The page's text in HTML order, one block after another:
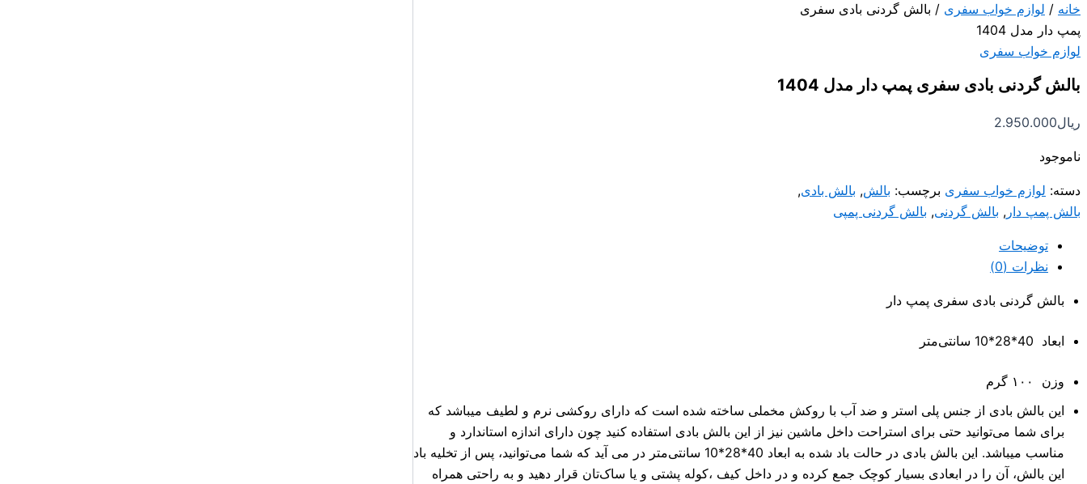
خانه / لوازم خواب سفری / بالش گردنی بادی سفری
پمپ دار مدل 1404
لوازم خواب سفری
بالش گردنی بادی سفری پمپ دار مدل 1404
ریال2.950.000
ناموجود
دسته: لوازم خواب سفری برچسب: بالش, بالش بادی,
بالش پمپ دار , بالش گردنی, بالش گردنی پمپی
توضیحات
نظرات (0)
بالش گردنی بادی سفری پمپ دار
ابعاد 40*28*10 سانتی‌متر
وزن ۱۰۰ گرم
این بالش بادی از جنس پلی استر و ضد آب با روکش مخملی ساخته شده است که دارای روکشی نرم و لطیف میباشد که
برای شما می‌توانید حتی برای استراحت داخل ماشین نیز از این بالش بادی استفاده کنید چون دارای اندازه استاندارد و
مناسب میباشد. این بالش بادی در حالت باد شده به ابعاد 40*28*10 سانتی‌متر در می آید که شما می‌توانید، پس از تخلیه باد
این بالش، آن را در ابعادی بسیار کوچک جمع کرده و در داخل کیف ،کوله پشتی و یا ساک‌تان قرار دهید و به راحتی همراه